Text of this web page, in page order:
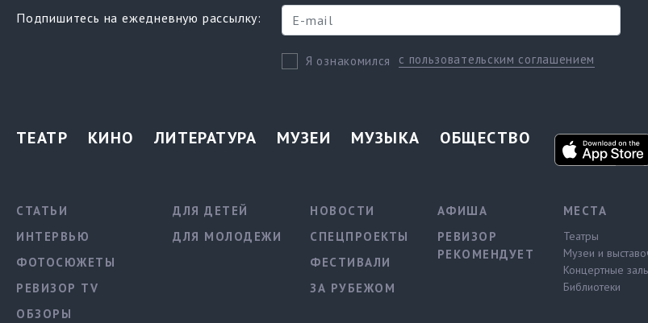
Подпишитесь на ежедневную рассылку:
Я ознакомился с пользовательским соглашением
ТЕАТР КИНО ЛИТЕРАТУРА МУЗЕИ МУЗЫКА ОБЩЕСТВО
СТАТЬИ
ИНТЕРВЬЮ
ФОТОСЮЖЕТЫ
РЕВИЗОР TV
ОБЗОРЫ
ДЛЯ ДЕТЕЙ
ДЛЯ МОЛОДЕЖИ
НОВОСТИ
СПЕЦПРОЕКТЫ
ФЕСТИВАЛИ
ЗА РУБЕЖОМ
АФИША
РЕВИЗОР
РЕКОМЕНДУЕТ
МЕСТА
Театры
Музеи и
Концертные
Библиотеки